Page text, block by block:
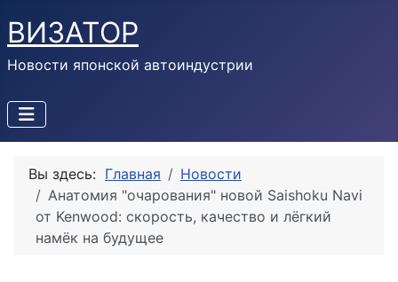
ВИЗАТОР
Новости японской автоиндустрии
Вы здесь: Главная
Новости
Анатомия "очарования" новой Saishoku Navi
от Kenwood: скорость, качество и лёгкий
намёк на будущее